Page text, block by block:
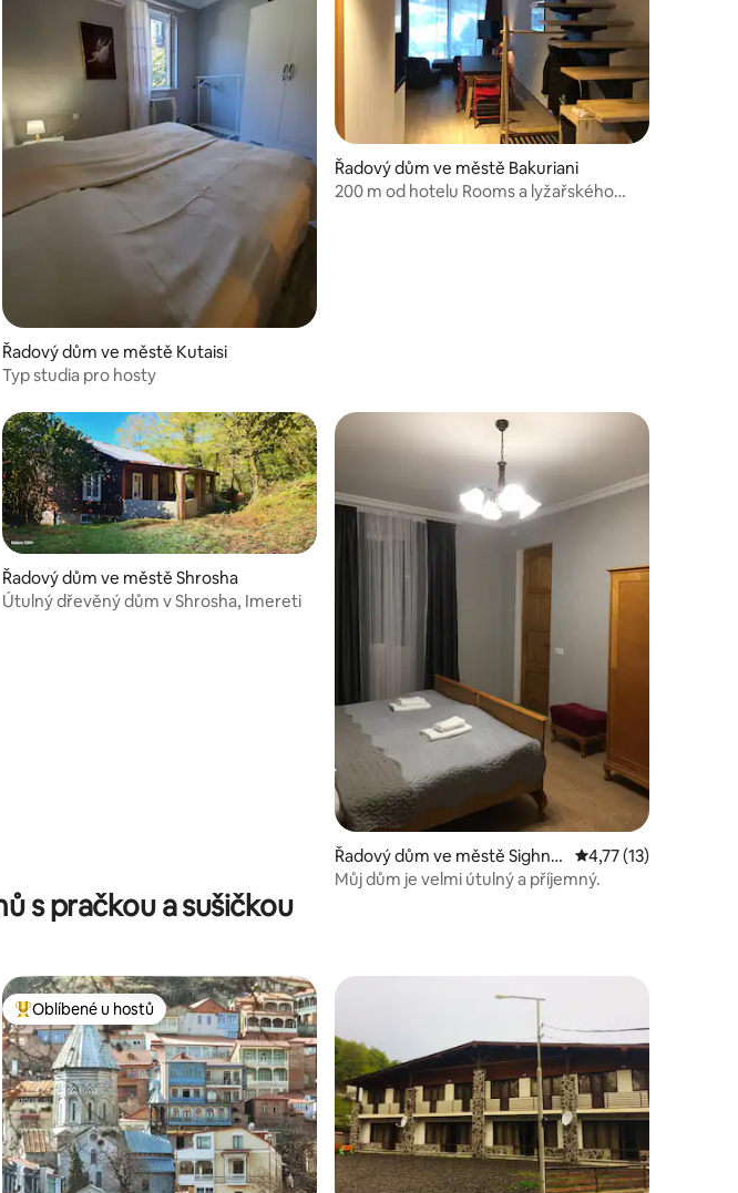
Řadový dům ve městě Kutaisi
Typ studia pro hosty
Řadový dům ve městě Bakuriani
200 m od hotelu Rooms a lyžařského
hodnocení 5 z 5, 30 hodnocení
Řadový dům ve městě Shrosha
Útulný dřevěný dům v Shrosha, Imereti
Řadový dům ve městě Sighna
ghi
Průměrné
4,77 (13)
Můj dům je velmi útulný a příjemný.
s pračkou a sušičkou
Nejlepší v kategorii Oblíbené u hostů
Oblíbené u hostů